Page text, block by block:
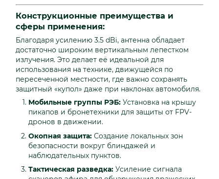
Конструкционные преимущества и
сферы применения:
Благодаря усилению 3.5 dBi, антенна обладает
достаточно широким вертикальным лепестком
излучения. Это делает её идеальной для
использования на технике, движущейся по
пересеченной местности, где важно сохранять
защитный «купол» даже при наклонах автомобиля.
Мобильные группы РЭБ: Установка на крышу
пикапов и бронетехники для защиты от FPV-
дронов в движении.
Окопная защита: Создание локальных зон
безопасности вокруг блиндажей и
наблюдательных пунктов.
Тактическая разведка: Усиление сигнала